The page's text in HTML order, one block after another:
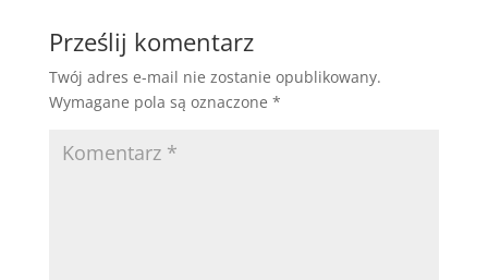
Prześlij komentarz
Twój adres e-mail nie zostanie opublikowany.
Wymagane pola są oznaczone *